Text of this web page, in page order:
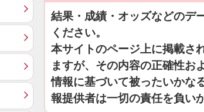
結果・成績・オッズなどのデ
ください。
本サイトのページ上に掲載さ
ますが、その内容の正確性お
情報に基づいて被ったいかな
報提供者は一切の責任を負い